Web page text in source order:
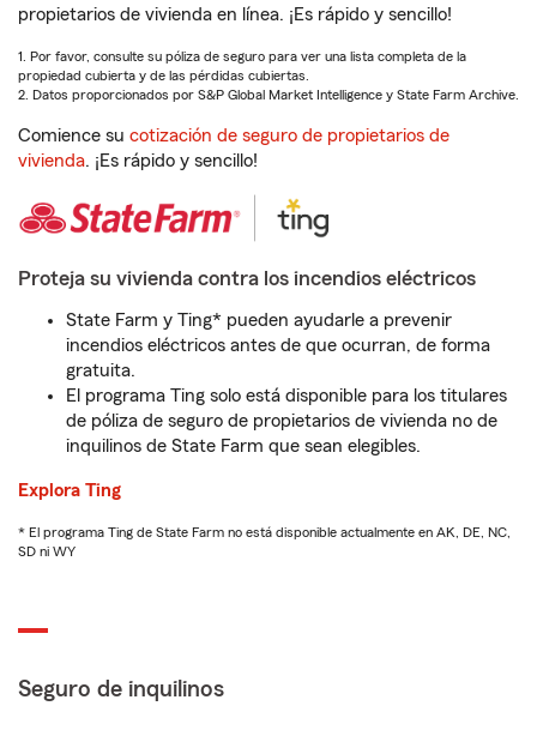
propietarios de vivienda en línea. ¡Es rápido y sencillo!
1. Por favor, consulte su póliza de seguro para ver una lista completa de la
propiedad cubierta y de las pérdidas cubiertas.
2. Datos proporcionados por S&P Global Market Intelligence y State Farm Archive.
Comience su cotización de seguro de propietarios de
vivienda. ¡Es rápido y sencillo!
Proteja su vivienda contra los incendios eléctricos
State Farm y Ting* pueden ayudarle a prevenir
incendios eléctricos antes de que ocurran, de forma
gratuita.
El programa Ting solo está disponible para los titulares
de póliza de seguro de propietarios de vivienda no de
inquilinos de State Farm que sean elegibles.
Explora Ting
* El programa Ting de State Farm no está disponible actualmente en AK, DE, NC,
SD ni WY
Seguro de inquilinos